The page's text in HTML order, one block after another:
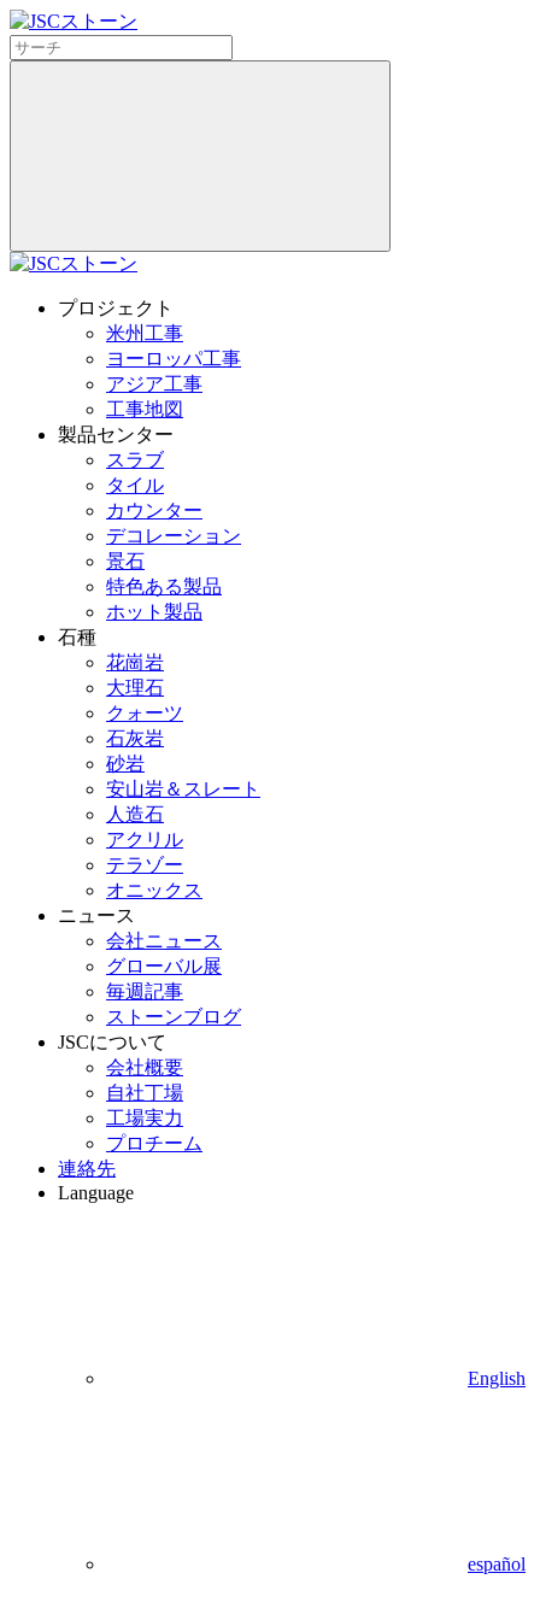
プロジェクト
米州工事
ヨーロッパ工事
アジア工事
工事地図
製品センター
スラブ
タイル
カウンター
デコレーション
景石
特色ある製品
ホット製品
石種
花崗岩
大理石
クォーツ
石灰岩
砂岩
安山岩＆スレート
人造石
アクリル
テラゾー
オニックス
ニュース
会社ニュース
グローバル展
毎週記事
ストーンブログ
JSCについて
会社概要
自社丁場
工場実力
プロチーム
連絡先
Language
English
español